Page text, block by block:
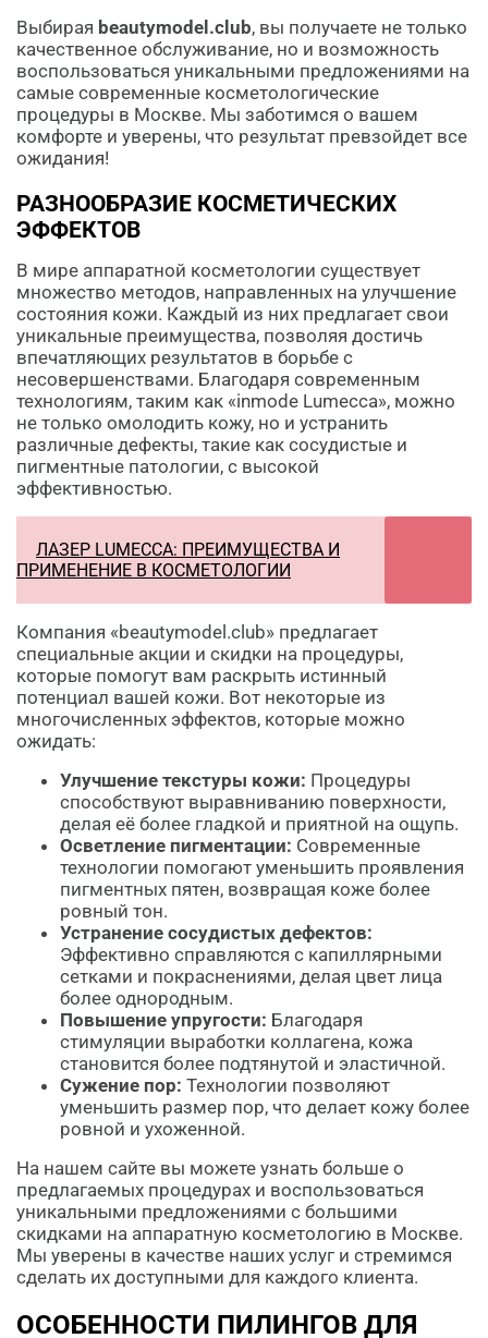
Выбирая beautymodel.club, вы получаете не только
качественное обслуживание, но и возможность
воспользоваться уникальными предложениями на
самые современные косметологические
процедуры в Москве. Мы заботимся о вашем
комфорте и уверены, что результат превзойдет все
ожидания!
РАЗНООБРАЗИЕ КОСМЕТИЧЕСКИХ
ЭФФЕКТОВ
В мире аппаратной косметологии существует
множество методов, направленных на улучшение
состояния кожи. Каждый из них предлагает свои
уникальные преимущества, позволяя достичь
впечатляющих результатов в борьбе с
несовершенствами. Благодаря современным
технологиям, таким как «inmode Lumecca», можно
не только омолодить кожу, но и устранить
различные дефекты, такие как сосудистые и
пигментные патологии, с высокой
эффективностью.
ЛАЗЕР LUMECCA: ПРЕИМУЩЕСТВА И
ПРИМЕНЕНИЕ В КОСМЕТОЛОГИИ
Компания «beautymodel.club» предлагает
специальные акции и скидки на процедуры,
которые помогут вам раскрыть истинный
потенциал вашей кожи. Вот некоторые из
многочисленных эффектов, которые можно
ожидать:
Улучшение текстуры кожи: Процедуры
способствуют выравниванию поверхности,
делая её более гладкой и приятной на ощупь.
Осветление пигментации: Современные
технологии помогают уменьшить проявления
пигментных пятен, возвращая коже более
ровный тон.
Устранение сосудистых дефектов:
Эффективно справляются с капиллярными
сетками и покраснениями, делая цвет лица
более однородным.
Повышение упругости: Благодаря
стимуляции выработки коллагена, кожа
становится более подтянутой и эластичной.
Сужение пор: Технологии позволяют
уменьшить размер пор, что делает кожу более
ровной и ухоженной.
На нашем сайте вы можете узнать больше о
предлагаемых процедурах и воспользоваться
уникальными предложениями с большими
скидками на аппаратную косметологию в Москве.
Мы уверены в качестве наших услуг и стремимся
сделать их доступными для каждого клиента.
ОСОБЕННОСТИ ПИЛИНГОВ ДЛЯ